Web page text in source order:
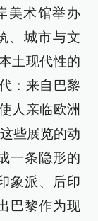
美术馆举办
、城市与文
土现代性的
：来自巴黎
人亲临欧洲
些展览的动
一条隐形的
象派、后印
巴黎作为现